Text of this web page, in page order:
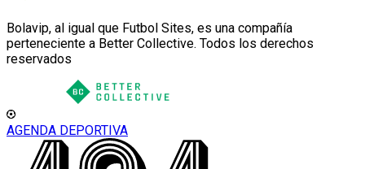
Bolavip, al igual que Futbol Sites, es una compañía
perteneciente a Better Collective. Todos los derechos
reservados
AGENDA DEPORTIVA